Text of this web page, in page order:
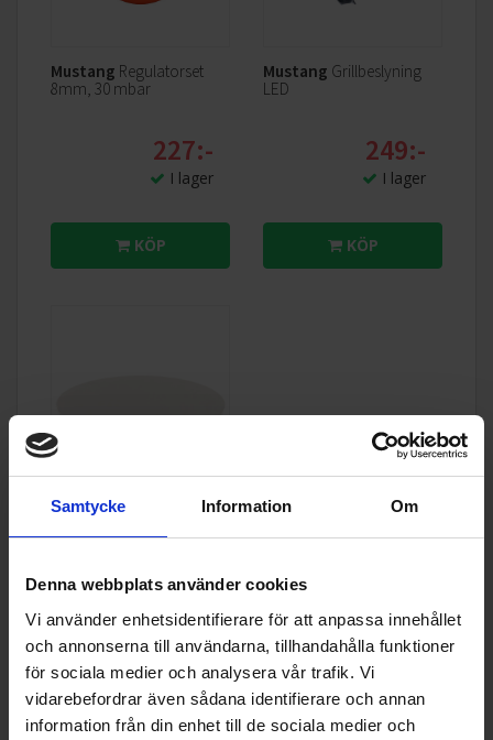
Samtycke Information Om
Denna webbplats använder cookies
Vi använder enhetsidentifierare för att anpassa innehållet
och annonserna till användarna, tillhandahålla funktioner
för sociala medier och analysera vår trafik. Vi
vidarebefordrar även sådana identifierare och annan
information från din enhet till de sociala medier och
Mustang Regulatorset
8mm, 30 mbar
227:-
I lager
KÖP
Mustang Grillbeslyning
LED
249:-
I lager
KÖP
175:-
I lager
KÖP